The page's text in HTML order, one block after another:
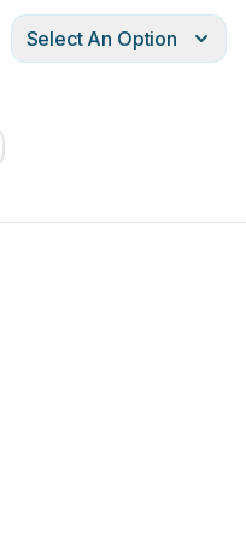
Select An Option